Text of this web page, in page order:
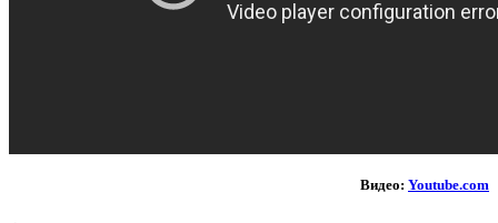
Видео: Youtube.com